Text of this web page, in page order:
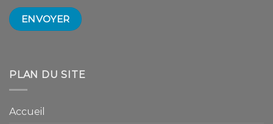
PLAN DU SITE
Accueil